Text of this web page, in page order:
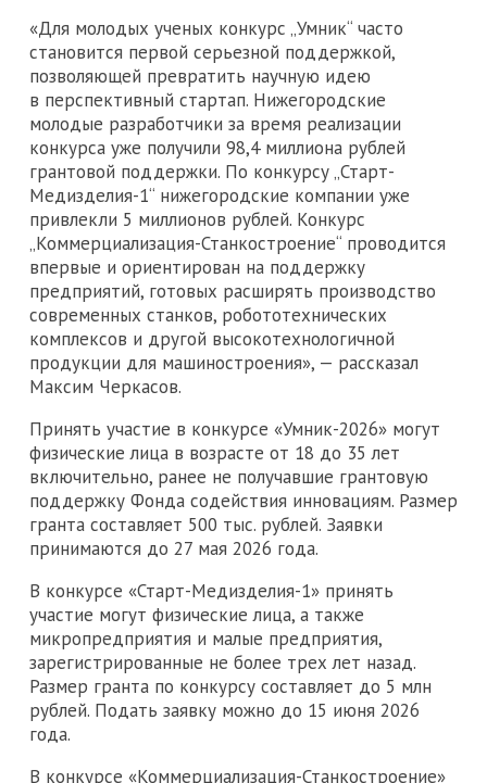
«Для молодых ученых конкурс „Умник“ часто
становится первой серьезной поддержкой,
позволяющей превратить научную идею
в перспективный стартап. Нижегородские
молодые разработчики за время реализации
конкурса уже получили 98,4 миллиона рублей
грантовой поддержки. По конкурсу „Старт-
Медизделия-1“ нижегородские компании уже
привлекли 5 миллионов рублей. Конкурс
„Коммерциализация-Станкостроение“ проводится
впервые и ориентирован на поддержку
предприятий, готовых расширять производство
современных станков, робототехнических
комплексов и другой высокотехнологичной
продукции для машиностроения», — рассказал
Максим Черкасов.
Принять участие в конкурсе «Умник-2026» могут
физические лица в возрасте от 18 до 35 лет
включительно, ранее не получавшие грантовую
поддержку Фонда содействия инновациям. Размер
гранта составляет 500 тыс. рублей. Заявки
принимаются до 27 мая 2026 года.
В конкурсе «Старт-Медизделия-1» принять
участие могут физические лица, а также
микропредприятия и малые предприятия,
зарегистрированные не более трех лет назад.
Размер гранта по конкурсу составляет до 5 млн
рублей. Подать заявку можно до 15 июня 2026
года.
В конкурсе «Коммерциализация-Станкостроение»